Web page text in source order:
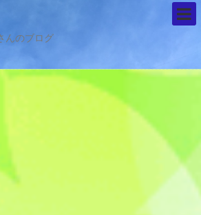
んのブログ